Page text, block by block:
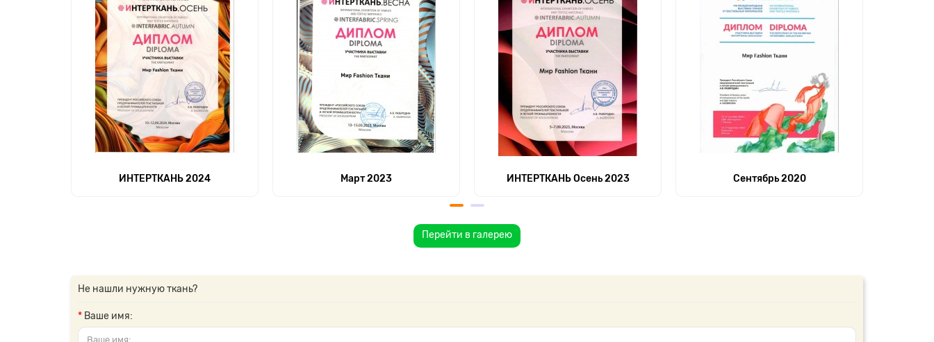
ИНТЕРТКАНЬ 2024 Март 2023 ИНТЕРТКАНЬ Осень 2023 Сентябрь 2020
Перейти в галерею
Не нашли нужную ткань?
Ваше имя: